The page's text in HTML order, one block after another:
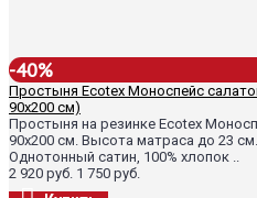
-40%
Простыня Ecotex Моноспейс
90х200 см)
Простыня на резинке Ecotex
90х200 см. Высота матраса до 23
Однотонный сатин, 100% хлопок ..
2 920 руб. 1 750 руб.